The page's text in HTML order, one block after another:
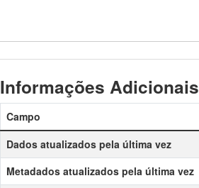
Informações Adicionais
Campo
Dados atualizados pela última vez
Metadados atualizados pela última vez